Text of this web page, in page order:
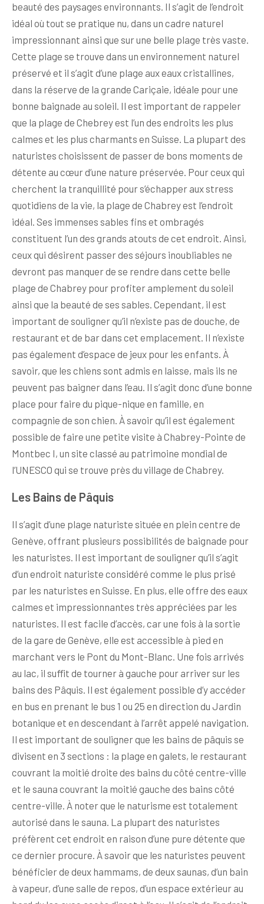
beauté des paysages environnants. Il s’agit de l’endroit
idéal où tout se pratique nu, dans un cadre naturel
impressionnant ainsi que sur une belle plage très vaste.
Cette plage se trouve dans un environnement naturel
préservé et il s’agit d’une plage aux eaux cristallines,
dans la réserve de la grande Cariçaie, idéale pour une
bonne baignade au soleil. Il est important de rappeler
que la plage de Chebrey est l’un des endroits les plus
calmes et les plus charmants en Suisse. La plupart des
naturistes choisissent de passer de bons moments de
détente au cœur d’une nature préservée. Pour ceux qui
cherchent la tranquillité pour s’échapper aux stress
quotidiens de la vie, la plage de Chabrey est l’endroit
idéal. Ses immenses sables fins et ombragés
constituent l’un des grands atouts de cet endroit. Ainsi,
ceux qui désirent passer des séjours inoubliables ne
devront pas manquer de se rendre dans cette belle
plage de Chabrey pour profiter amplement du soleil
ainsi que la beauté de ses sables. Cependant, il est
important de souligner qu’il n’existe pas de douche, de
restaurant et de bar dans cet emplacement. Il n’existe
pas également d’espace de jeux pour les enfants. À
savoir, que les chiens sont admis en laisse, mais ils ne
peuvent pas baigner dans l’eau. Il s’agit donc d’une bonne
place pour faire du pique-nique en famille, en
compagnie de son chien. À savoir qu’il est également
possible de faire une petite visite à Chabrey-Pointe de
Montbec I, un site classé au patrimoine mondial de
l’UNESCO qui se trouve près du village de Chabrey.
Les Bains de Pâquis
Il s’agit d’une plage naturiste située en plein centre de
Genève, offrant plusieurs possibilités de baignade pour
les naturistes. Il est important de souligner qu’il s’agit
d’un endroit naturiste considéré comme le plus prisé
par les naturistes en Suisse. En plus, elle offre des eaux
calmes et impressionnantes très appréciées par les
naturistes. Il est facile d’accès, car une fois à la sortie
de la gare de Genève, elle est accessible à pied en
marchant vers le Pont du Mont-Blanc. Une fois arrivés
au lac, il suffit de tourner à gauche pour arriver sur les
bains des Pâquis. Il est également possible d’y accéder
en bus en prenant le bus 1 ou 25 en direction du Jardin
botanique et en descendant à l’arrêt appelé navigation.
Il est important de souligner que les bains de pâquis se
divisent en 3 sections : la plage en galets, le restaurant
couvrant la moitié droite des bains du côté centre-ville
et le sauna couvrant la moitié gauche des bains côté
centre-ville. À noter que le naturisme est totalement
autorisé dans le sauna. La plupart des naturistes
préfèrent cet endroit en raison d’une pure détente que
ce dernier procure. À savoir que les naturistes peuvent
bénéficier de deux hammams, de deux saunas, d’un bain
à vapeur, d’une salle de repos, d’un espace extérieur au